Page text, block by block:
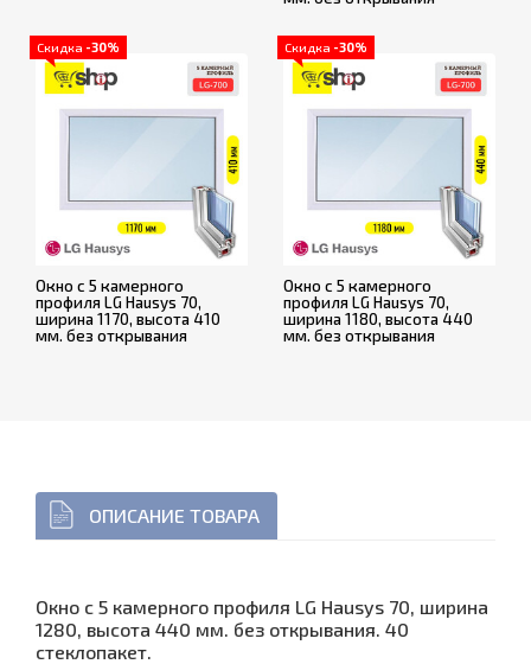
Скидка -30%
Окно с 5 камерного
профиля LG Hausys 70,
ширина 1170, высота 410
мм. без открывания
Скидка -30%
Окно с 5 камерного
профиля LG Hausys 70,
ширина 1180, высота 440
мм. без открывания
ОПИСАНИЕ ТОВАРА
Окно с 5 камерного профиля LG Hausys 70, ширина
1280, высота 440 мм. без открывания. 40
стеклопакет.